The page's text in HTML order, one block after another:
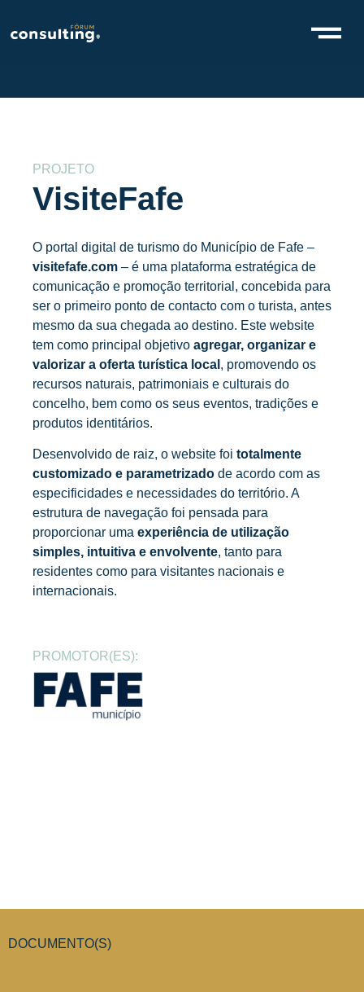
PROJETO
VisiteFafe
O portal digital de turismo do Município de Fafe –
visitefafe.com – é uma plataforma estratégica de
comunicação e promoção territorial, concebida para
ser o primeiro ponto de contacto com o turista, antes
mesmo da sua chegada ao destino. Este website
tem como principal objetivo agregar, organizar e
valorizar a oferta turística local , promovendo os
recursos naturais, patrimoniais e culturais do
concelho, bem como os seus eventos, tradições e
produtos identitários.
Desenvolvido de raiz, o website foi totalmente
customizado e parametrizado de acordo com as
especificidades e necessidades do território. A
estrutura de navegação foi pensada para
proporcionar uma experiência de utilização
simples, intuitiva e envolvente, tanto para
residentes como para visitantes nacionais e
internacionais.
PROMOTOR(ES):
DOCUMENTO(S)